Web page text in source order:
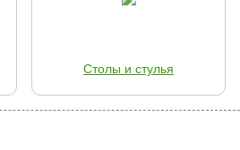
Столы и стулья